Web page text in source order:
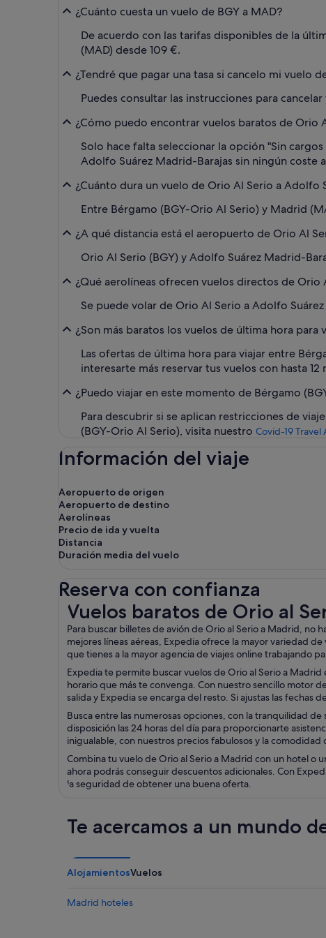
¿Cuánto cuesta un vuelo de BGY a MAD?
De acuerdo con las tarifas disponibles de la
(MAD) desde 109 €.
¿Tendré que pagar una tasa si cancelo mi vuelo
Puedes consultar las instrucciones para
¿Cómo puedo encontrar vuelos baratos de Orio
Solo hace falta seleccionar la opción "Sin
Adolfo Suárez Madrid-Barajas sin ningún
¿Cuánto dura un vuelo de Orio Al Serio a Adolfo
Entre Bérgamo (BGY-Orio Al Serio) y Madrid
¿A qué distancia está el aeropuerto de Orio Al
Orio Al Serio (BGY) y Adolfo Suárez Madrid-
¿Qué aerolíneas ofrecen vuelos directos de Orio
Se puede volar de Orio Al Serio a Adolfo
¿Son más baratos los vuelos de última hora
Las ofertas de última hora para viajar entre
interesarte más reservar tus vuelos con hasta
¿Puedo viajar en este momento de Bérgamo
Para descubrir si se aplican restricciones de
(BGY-Orio Al Serio), visita nuestro Covid-19 Travel
Información del viaje
Aeropuerto de origen
Aeropuerto de destino
Aerolíneas
Precio de ida y vuelta
Distancia
Duración media del vuelo
Reserva con confianza
Vuelos baratos de Orio al
Para buscar billetes de avión de Orio al Serio a Madrid, no
mejores líneas aéreas, Expedia ofrece la mayor variedad
que tienes a la mayor agencia de viajes online trabajando
Expedia te permite buscar vuelos de Orio al Serio a
horario que más te convenga. Con nuestro sencillo motor
salida y Expedia se encarga del resto. Si ajustas las
Busca entre las numerosas opciones, con la tranquilidad
disposición las 24 horas del día para proporcionarte
inigualable, con nuestros precios fabulosos y la
Combina tu vuelo de Orio al Serio a Madrid con un hotel o
ahora podrás conseguir descuentos adicionales. Con
la seguridad de obtener una buena oferta.
Vuelos baratos de Orio al Serio a Madrid
Te acercamos a un mundo
AlojamientosVuelos
Madrid hoteles